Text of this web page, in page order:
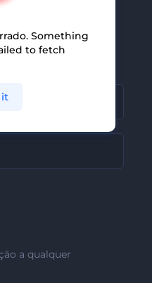
receber
e ofertas
a qualquer
Something
to fetch
it